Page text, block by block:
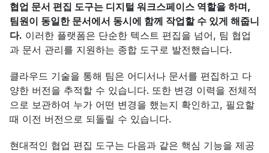
협업 문서 편집 도구는 디지털 워크스페이스 역할을 하며,
팀원이 동일한 문서에서 동시에 함께 작업할 수 있게 해줍니
다. 이러한 플랫폼은 단순한 텍스트 편집을 넘어, 팀 협업
과 문서 관리를 지원하는 종합 도구로 발전했습니다.
클라우드 기술을 통해 팀은 어디서나 문서를 편집하고 다
양한 버전을 추적할 수 있습니다. 또한 변경 이력을 전체적
으로 보관하여 누가 어떤 변경을 했는지 확인하고, 필요할
때 이전 버전으로 되돌릴 수 있습니다.
현대적인 협업 편집 도구는 다음과 같은 핵심 기능을 제공